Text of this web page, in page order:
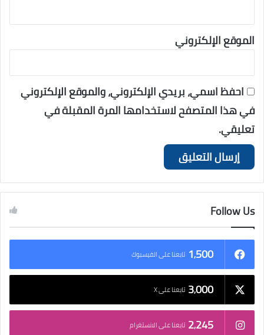
الموقع الإلكتروني
احفظ اسمي، بريدي الإلكتروني، والموقع الإلكتروني
في هذا المتصفح لاستخدامها المرة المقبلة في
تعليقي.
Follow Us
1٬500 تابعنا على الفيسبوك
3٬000 تابعنا على X
2٬245 تابعنا على الانستغرام